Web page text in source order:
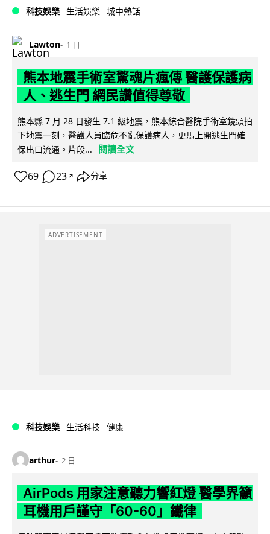
科技娛樂 生活娛樂 城中熱話
Lawton 1 日
熊本地震手術室驚魂片瘋傳 醫護保護病
人、逃生門 網民讚值得尊敬
熊本縣 7 月 28 日發生 7.1 級地震，熊本綜合醫院手術室鏡頭拍
下地震一刻，醫護人員臨危不亂保護病人，更馬上開逃生門確
保出口流通。片段...
閱讀全文
69 23 ↗ 分享
ADVERTISEMENT
科技娛樂 生活科技 健康
arthur 2 日
AirPods 用家注意聽力響紅燈 醫學界籲
耳機用戶謹守「60-60」鐵律